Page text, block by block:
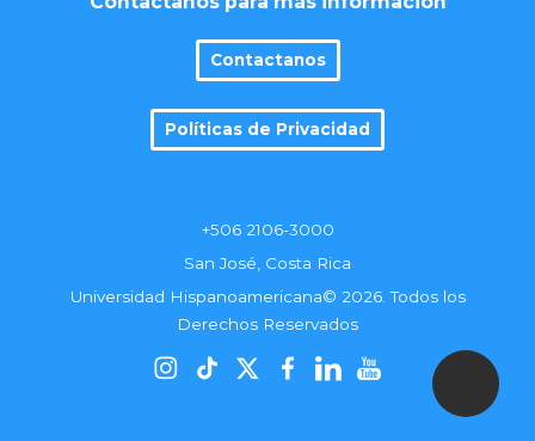
Contactanos
Políticas de Privacidad
+506 2106-3000
San José, Costa Rica
Universidad Hispanoamericana© 2026. Todos los
Derechos Reservados